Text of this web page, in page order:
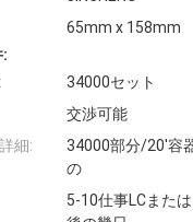
65mm x 158mm
34000セット
交渉可能
細:
34000部分/20'容
の
5-10仕事LCまた